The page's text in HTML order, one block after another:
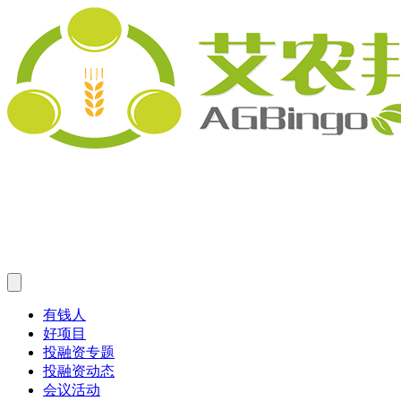
有钱人
好项目
投融资专题
投融资动态
会议活动